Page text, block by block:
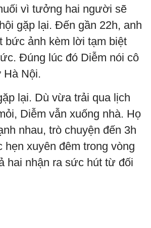
vì tưởng hai người sẽ
gặp lại. Đến gần 22h, anh
bức ảnh kèm lời tạm biệt
Đúng lúc đó Diễm nói cô
Hà Nội.
lại. Dù vừa trải qua lịch
Diễm vẫn xuống nhà. Họ
nhau, trò chuyện đến 3h
hẹn xuyên đêm trong vòng
hai nhận ra sức hút từ đối